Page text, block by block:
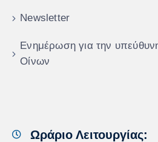
Newsletter
Ενημέρωση για την
Οίνων
Ωράριο Λειτουργίας: